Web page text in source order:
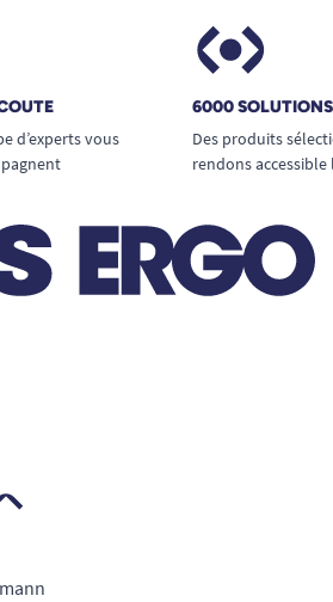
d’experts vous
6000
Des produits
rendons